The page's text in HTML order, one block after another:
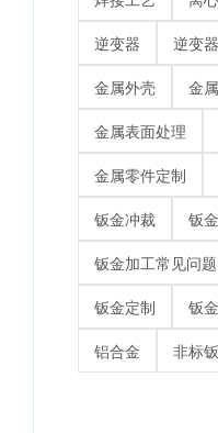
逆变器 逆变
金属外壳 金
金属表面处理
金属零件定制
钣金冲裁 钣
钣金加工常见问题
钣金定制 钣
铝合金 非标